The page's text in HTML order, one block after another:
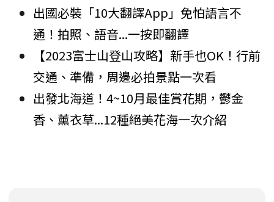
出國必裝「10大翻譯App」免怕語言不
通！拍照、語音...一按即翻譯
【2023富士山登山攻略】新手也OK！行前
交通、準備，周邊必拍景點一次看
出發北海道！4~10月最佳賞花期，鬱金
香、薰衣草...12種絕美花海一次介紹